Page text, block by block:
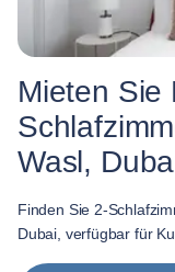
Mieten Sie
Wasl,
Finden Sie 2-
Dubai, verfügbar für